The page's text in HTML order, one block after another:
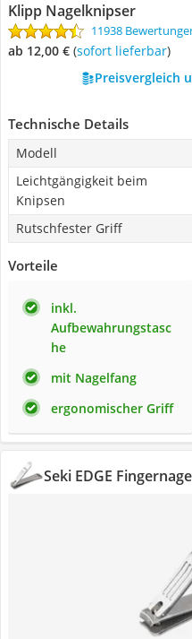
Klipp Nagelknipser
11938
ab 12,00 € ( Sofort lieferbar)
Preisvergleich
Technische Details
Modell
Leichtgängigkeit beim
Knipsen
Rutschfester Griff
Vorteile
inkl.
Aufbewahrungstasc
he
mit Nagelfang
ergonomischer Griff
Seki EDGE